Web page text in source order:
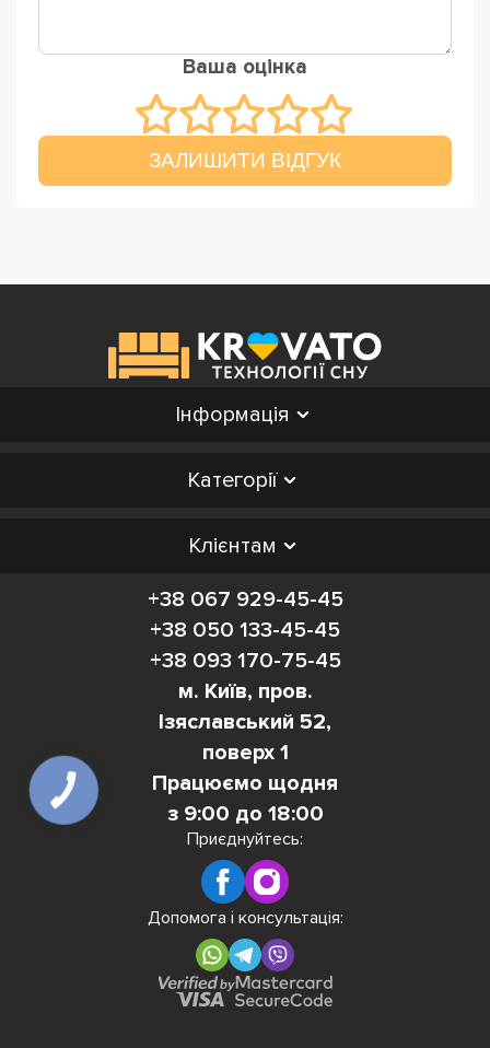
Ваша оцінка
ЗАЛИШИТИ ВІДГУК
Інформація
Категорії
Клієнтам
+38 067 929-45-45
+38 050 133-45-45
+38 093 170-75-45
м. Київ, пров.
Ізяславський 52,
поверх 1
Працюємо щодня
з 9:00 до 18:00
Приєднуйтесь:
Допомога і консультація: